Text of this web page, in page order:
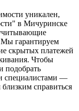
уникален,
в Мичуринске
Мы гарантируем
скрытых платежей
Чтобы
подобрать
специалистами —
справиться